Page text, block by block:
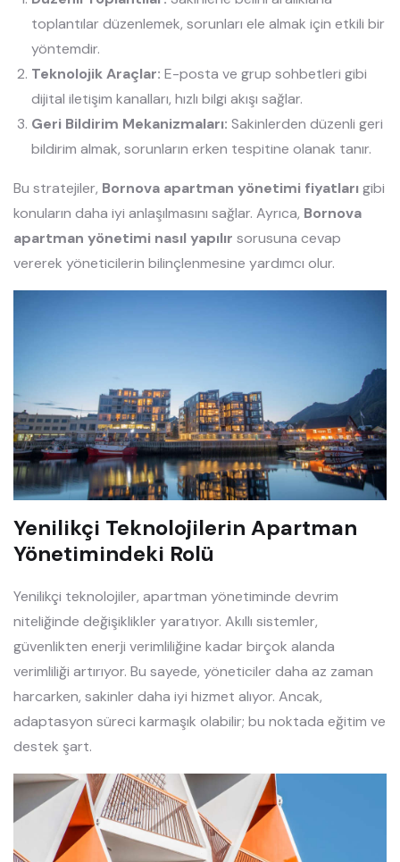
toplantılar düzenlemek, sorunları ele almak için etkili bir
yöntemdir.
Teknolojik Araçlar: E-posta ve grup sohbetleri gibi
dijital iletişim kanalları, hızlı bilgi akışı sağlar.
Geri Bildirim Mekanizmaları: Sakinlerden düzenli geri
bildirim almak, sorunların erken tespitine olanak tanır.
Bu stratejiler, Bornova apartman yönetimi fiyatlarıgibi
konuların daha iyi anlaşılmasını sağlar. Ayrıca, Bornova
apartman yönetimi nasıl yapılır sorusuna cevap
vererek yöneticilerin bilinçlenmesine yardımcı olur.
Yenilikçi Teknolojilerin Apartman
Yönetimindeki Rolü
Yenilikçi teknolojiler, apartman yönetiminde devrim
niteliğinde değişiklikler yaratıyor. Akıllı sistemler,
güvenlikten enerji verimliliğine kadar birçok alanda
verimliliği artırıyor. Bu sayede, yöneticiler daha az zaman
harcarken, sakinler daha iyi hizmet alıyor. Ancak,
adaptasyon süreci karmaşık olabilir; bu noktada eğitim ve
destek şart.